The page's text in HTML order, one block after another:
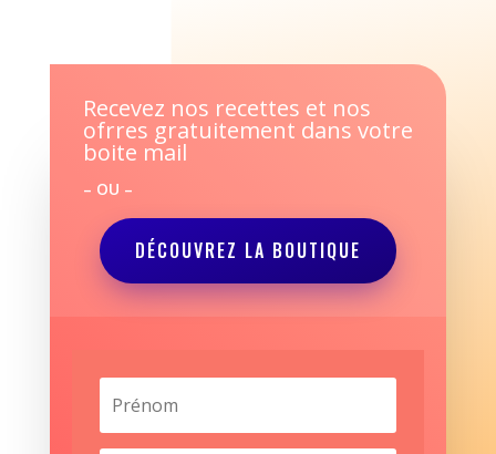
Recevez nos recettes et nos
ofrres gratuitement dans votre
boite mail
– OU –
DÉCOUVREZ LA BOUTIQUE